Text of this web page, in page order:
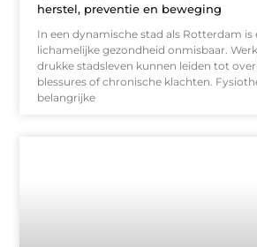
herstel, preventie en beweging
In een dynamische stad als Rotterdam is
lichamelijke gezondheid onmisbaar.
drukke stadsleven kunnen leiden tot
blessures of chronische klachten.
belangrijke